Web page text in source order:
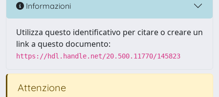
Informazioni
Utilizza questo identificativo per citare o creare un
link a questo documento:
https://hdl.handle.net/20.500.11770/145823
Attenzione